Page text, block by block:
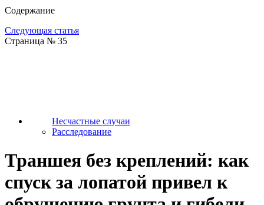
Содержание
Следующая статья
Страница № 35
Несчастные случаи
Расследование
Траншея без креплений: как
спуск за лопатой привел к